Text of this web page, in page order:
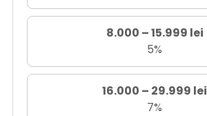
8.000 – 15.999 lei
5%
16.000 – 29.999 lei
7%